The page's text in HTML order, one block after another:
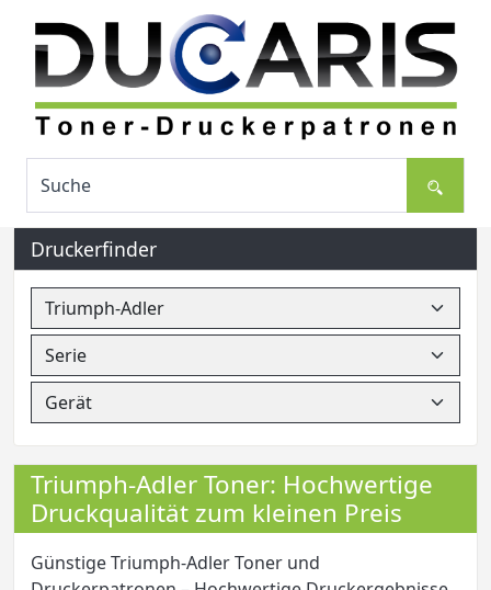
Druckerfinder
Triumph-Adler Toner: Hochwertige
Druckqualität zum kleinen Preis
Günstige Triumph-Adler Toner und